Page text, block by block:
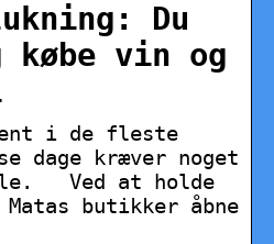
Du
købe vin og
i de fleste
dage kræver noget
Ved at holde
butikker åbne